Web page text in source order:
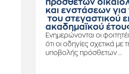
πρόσθετων
και ενστάσεων
του στεγαστικού
ακαδημαϊκού
Ενημερώνονται οι
ότι οι οδηγίες σχετικά με
υποβολής πρόσθετων …